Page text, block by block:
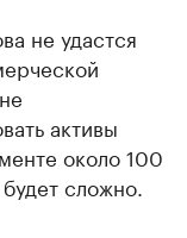
не удастся
активы
около 100
сложно.